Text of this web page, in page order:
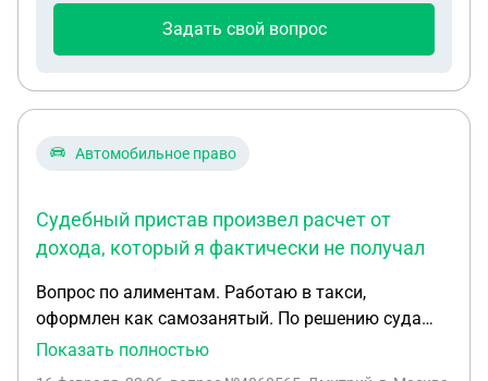
Задать свой вопрос
Автомобильное право
Судебный пристав произвел расчет от
дохода, который я фактически не получал
Вопрос по алиментам. Работаю в такси,
оформлен как самозанятый. По решению суда
плачу 1/3 от дохода на двоих детей. Судебный
Показать полностью